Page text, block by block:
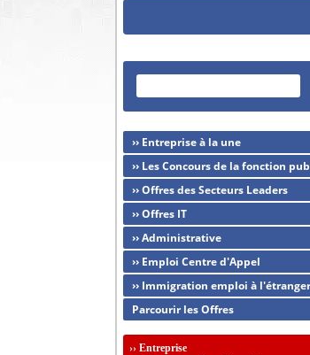
›› Entreprise à la une
›› Les Concours de la fonction
›› Offres des Secteurs Leaders
›› Offres IT
›› Administrative
›› Emploi Centre d'Appel
›› Immigration emploi à l'étranger
Parcourir les Offres
›› Entreprise